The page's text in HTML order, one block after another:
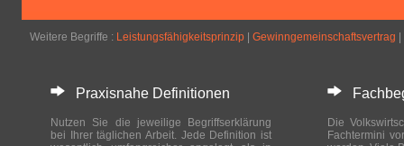
Weitere Begriffe : Leistungsfähigkeitsprinzip Gewinngemeinschaftsvertrag
Praxisnahe Definitionen
Nutzen Sie die jeweilige Begriffserklärung
bei Ihrer täglichen Arbeit. Jede Definition ist
Die
Fachtermini